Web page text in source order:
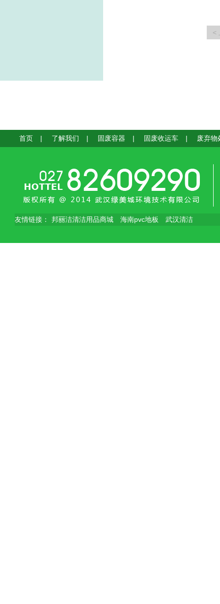
<
首页 | 了解我们 | 固废容器 | 固废收运车 | 废弃物
友情链接： 邦丽洁清洁用品商城 海南pvc地板 武汉清洁